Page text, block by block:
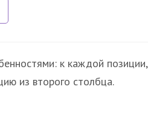
к каждой позиции,
из второго столбца.